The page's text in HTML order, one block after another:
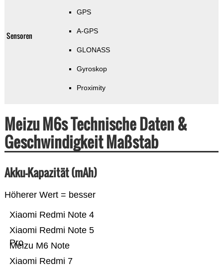
Sensoren
GPS
A-GPS
GLONASS
Gyroskop
Proximity
Meizu M6s Technische Daten &
Geschwindigkeit Maßstab
Akku-Kapazität (mAh)
Höherer Wert = besser
Xiaomi Redmi 7
Meizu M6 Note
Xiaomi Redmi Note 5
Pro
Xiaomi Redmi Note 4